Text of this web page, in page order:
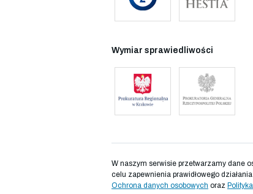
Wymiar sprawiedliwości
W naszym serwisie przetwarzamy dane
celu zapewnienia prawidłowego
Ochrona danych osobowych oraz